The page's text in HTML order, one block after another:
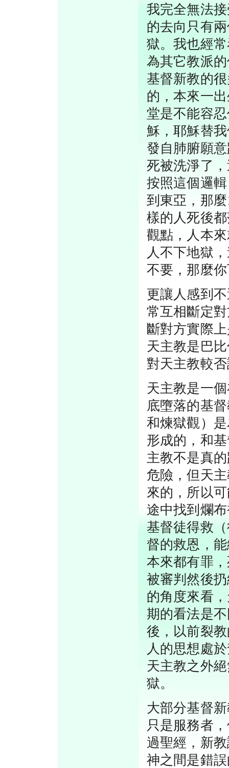
我完全無法
的去向只有
獄。我也經
為其它教派
基督新教的
的，本來一
堂是不能容
穌，耶穌替
發自肺腑願
死被洗淨了
按照這個邏
到東亞，那
樣的人死後
觀點，人本
人不下地獄
不要，那麼
更讓人感到
常互相斷定
斷對方實際
天主教是巴
對天主教較
天主教是一
底墮落的基
和煉獄觀）
形成的，和
主教不是真
危險，但天
來的，所以
途中找到爛
基督徒得救
督的救恩，
本來都有罪
被審判然後
的角度來看
期的看法是
後，以前裂
人的思想處
天主教之外
獄。
大部分基督
只是服務者
過聖經，新
神之間是錯